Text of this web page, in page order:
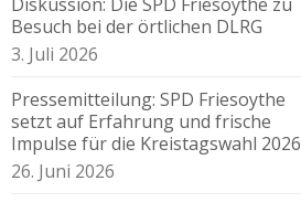
Besuch bei der örtlichen DLRG
3. Juli 2026
Pressemitteilung: SPD Friesoythe
setzt auf Erfahrung und frische
Impulse für die Kreistagswahl 2026
26. Juni 2026